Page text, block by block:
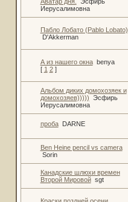
Иерусалимовна
Пабло Лобато (Pablo Lobato)
D'Akkerman
А из нашего окна benya
[ 1 2 ]
Альбом диких домохозяек и
домохозяев))))) Эсфирь
Иерусалимовна
проба DARNE
Ben Heine pencil vs camera
Sorin
Канадские шлюхи времен
Второй Мировой sgt